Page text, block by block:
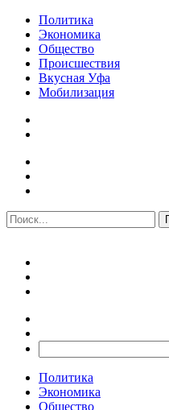
Политика
Экономика
Общество
Происшествия
Вкусная Уфа
Мобилизация
Политика
Экономика
Общество